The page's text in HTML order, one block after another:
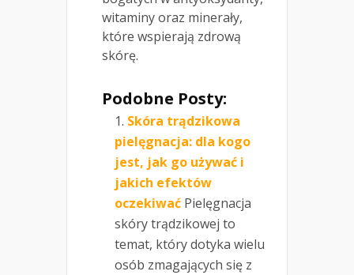
witaminy oraz minerały,
które wspierają zdrową
skórę.
Podobne Posty:
Skóra trądzikowa
pielęgnacja: dla kogo
jest, jak go używać i
jakich efektów
oczekiwać Pielęgnacja
skóry trądzikowej to
temat, który dotyka wielu
osób zmagających się z